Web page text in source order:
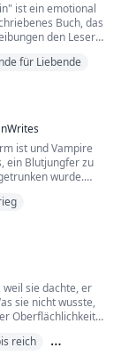
ist ein emotional
Buch, das
den Lesern
sind für die
für Liebende
ist und Vampire
ein Blutjungfer zu
wurde.
Vampire verkauft
weil sie dachte, er
sie nicht wusste,
Oberflächlichkeit
Sie mögen jetzt
reich